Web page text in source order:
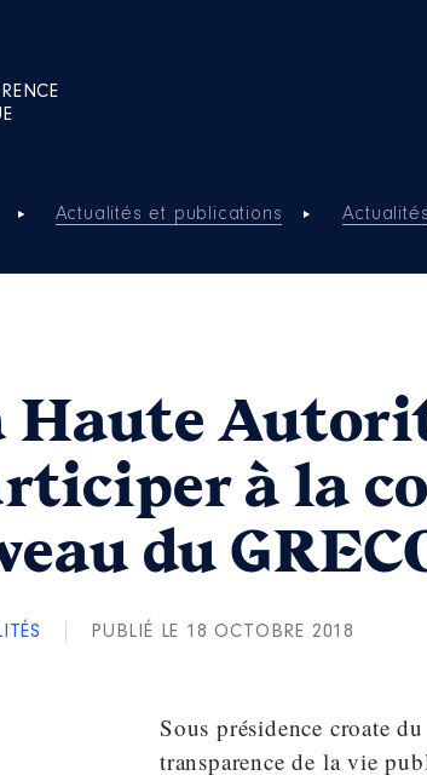
Actualités et publications Actualités
Haute
à la
du
PUBLIÉ LE 18 OCTOBRE 2018
Sous présidence croate
transparence de la vie